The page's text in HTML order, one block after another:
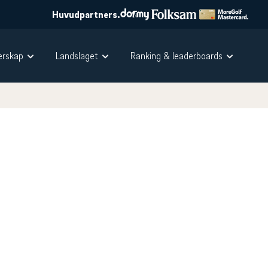
Huvudpartners.
Landslaget Ranking & leaderboards